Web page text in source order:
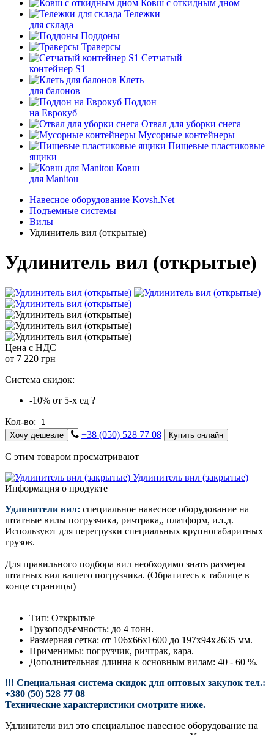
Ковш с откидным дном
Тележки
для склада
Поддоны
Траверсы
Сетчатый
контейнер S1
Клеть
для балонов
Поддон
на Еврокуб
Отвал для уборки снега
Мусорные контейнеры
Пищевые пластиковые
ящики
Ковш
для Manitou
Навесное оборудование Kovsh.Net
Подъемные системы
Вилы
Удлинитель вил (открытые)
Удлинитель вил (открытые)
Цена с НДС
от 7 220 грн
Система скидок:
-10% от 5-х ед ?
Кол-во:
Хочу дешевле +38 (050) 528 77 08 Купить онлайн
С этим товаром просматривают
Удлинитель вил (закрытые)
Информация о продукте
Удлинители вил: специальное навесное оборудование на
штатные вилы погрузчика, ричтрака,, платформ, и.т.д.
Используют для перегрузки специальных крупногабаритных
грузов.
Для правильного подбора вил необходимо знать размеры
штатных вил вашего погрузчика. (Обратитесь к таблице в
конце страницы)
Тип: Открытые
Грузоподъемность: до 4 тонн.
Размерная сетка: от 106х66х1600 до 197х94х2635 мм.
Применимы: погрузчик, ричтрак, кара.
Дополнительная длинна к основным вилам: 40 - 60 %.
!!! Специальная система скидок для оптовых закупок тел.:
+380 (50) 528 77 08
Технические характеристики смотрите ниже.
Удлинители вил это специальное навесное оборудование на